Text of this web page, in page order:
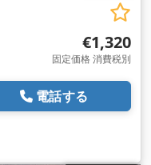
€1,320
固定価格 消費税別
電話する